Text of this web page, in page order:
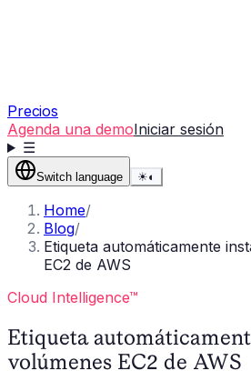
Precios
Agenda una demoIniciar sesión
☰
Switch language ☀◐
Home/
Blog/
Etiqueta automáticamente
EC2 de AWS
Cloud Intelligence™
Etiqueta
volúmenes EC2 de AWS